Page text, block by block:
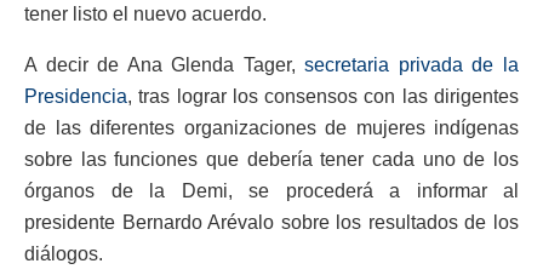
tener listo el nuevo acuerdo.
A decir de Ana Glenda Tager,secretaria privada de la
Presidencia, tras lograr los consensos con las dirigentes
de las diferentes organizaciones de mujeres indígenas
sobre las funciones que debería tener cada uno de los
órganos de la Demi, se procederá a informar al
presidente Bernardo Arévalo sobre los resultados de los
diálogos.